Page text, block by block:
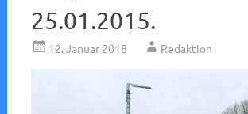
25.01.2015.
12. Januar 2018 Redaktion